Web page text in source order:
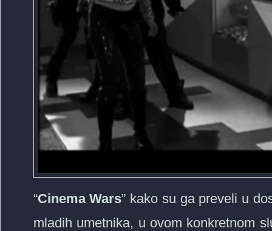
“Cinema Wars” kako su ga preveli u
mladih umetnika, u ovom konkretnom